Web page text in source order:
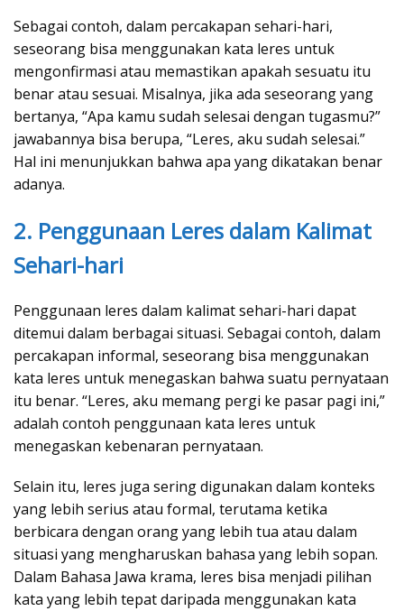
Sebagai contoh, dalam percakapan sehari-hari,
seseorang bisa menggunakan kata leres untuk
mengonfirmasi atau memastikan apakah sesuatu itu
benar atau sesuai. Misalnya, jika ada seseorang yang
bertanya, “Apa kamu sudah selesai dengan tugasmu?”
jawabannya bisa berupa, “Leres, aku sudah selesai.”
Hal ini menunjukkan bahwa apa yang dikatakan benar
adanya.
2. Penggunaan Leres dalam Kalimat
Sehari-hari
Penggunaan leres dalam kalimat sehari-hari dapat
ditemui dalam berbagai situasi. Sebagai contoh, dalam
percakapan informal, seseorang bisa menggunakan
kata leres untuk menegaskan bahwa suatu pernyataan
itu benar. “Leres, aku memang pergi ke pasar pagi ini,”
adalah contoh penggunaan kata leres untuk
menegaskan kebenaran pernyataan.
Selain itu, leres juga sering digunakan dalam konteks
yang lebih serius atau formal, terutama ketika
berbicara dengan orang yang lebih tua atau dalam
situasi yang mengharuskan bahasa yang lebih sopan.
Dalam Bahasa Jawa krama, leres bisa menjadi pilihan
kata yang lebih tepat daripada menggunakan kata